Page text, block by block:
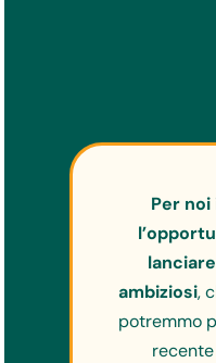
Per noi
ambiziosi,
potremmo